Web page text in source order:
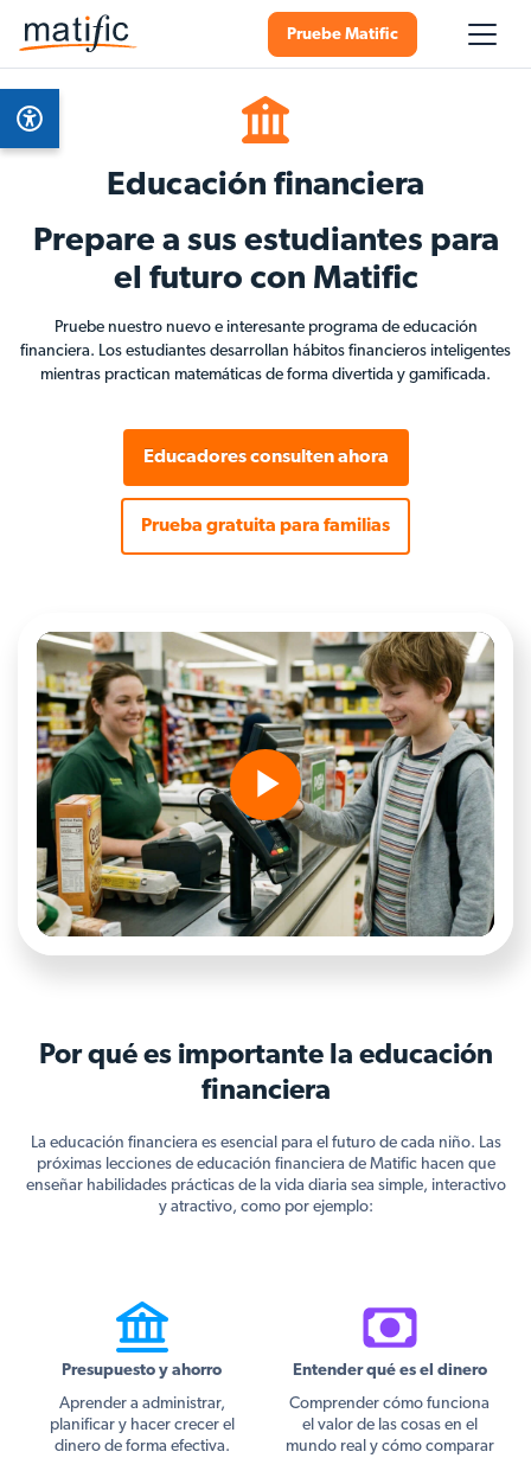
Pruebe Matific
Educación financiera
Prepare a sus estudiantes para
el futuro con Matific
Pruebe nuestro nuevo e interesante programa de educación
financiera. Los estudiantes desarrollan hábitos financieros inteligentes
mientras practican matemáticas de forma divertida y gamificada.
Educadores consulten ahora
Prueba gratuita para familias
Play
Video
Por qué es importante la educación
financiera
La educación financiera es esencial para el futuro de cada niño. Las
próximas lecciones de educación financiera de Matific hacen que
enseñar habilidades prácticas de la vida diaria sea simple, interactivo
y atractivo, como por ejemplo:
Presupuesto y ahorro
Aprender a administrar,
planificar y hacer crecer el
dinero de forma efectiva.
Entender qué es el dinero
Comprender cómo funciona
el valor de las cosas en el
mundo real y cómo comparar